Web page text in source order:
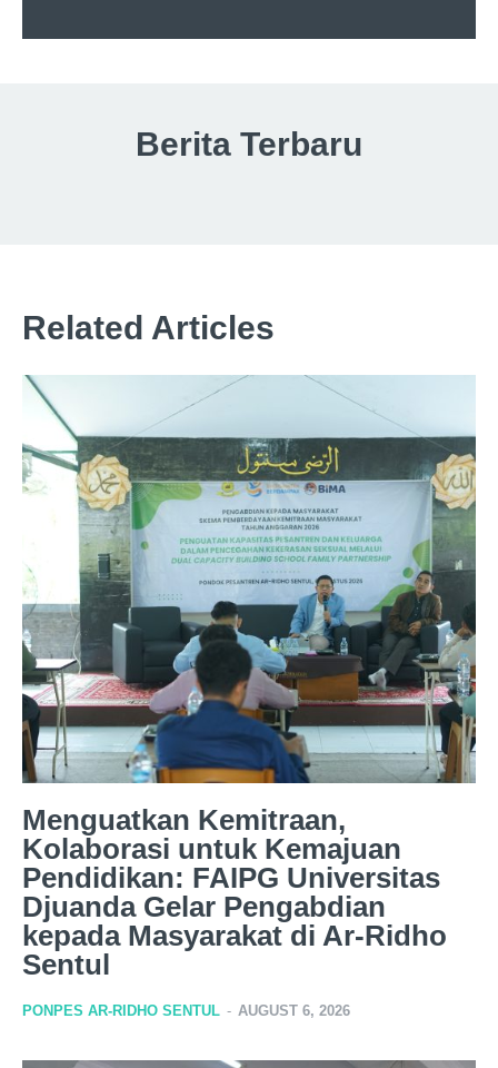
Berita Terbaru
Related Articles
Menguatkan Kemitraan,
Kolaborasi untuk Kemajuan
Pendidikan: FAIPG Universitas
Djuanda Gelar Pengabdian
kepada Masyarakat di Ar-Ridho
Sentul
PONPES AR-RIDHO SENTUL - AUGUST 6, 2026